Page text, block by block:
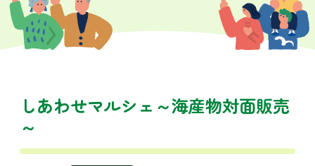
しあわせマルシェ～海産物対面販売
～